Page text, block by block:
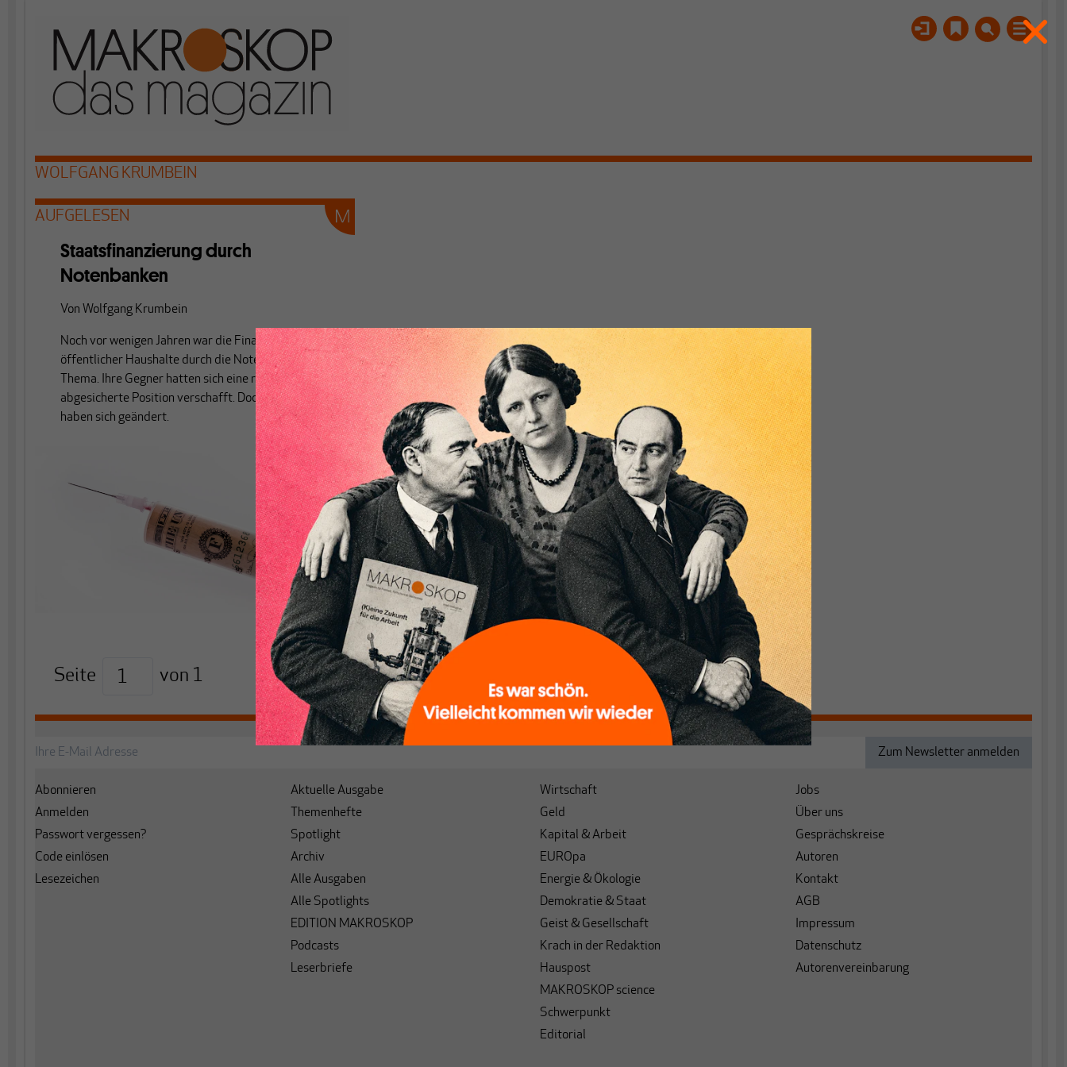
WOLFGANG KRUMBEIN
AUFGELESEN
Staatsfinanzierung durch
Notenbanken
Von Wolfgang Krumbein
Noch vor wenigen Jahren war die Finanzierung
öffentlicher Haushalte durch die Notenbanken kein
Thema. Ihre Gegner hatten sich eine rundum gut
abgesicherte Position verschafft. Doch die Zeiten
haben sich geändert.
Seite von 1
Abonnieren
Anmelden
Passwort vergessen?
Code einlösen
Lesezeichen
Aktuelle Ausgabe
Themenhefte
Spotlight
Archiv
Alle Ausgaben
Alle Spotlights
EDITION MAKROSKOP
Podcasts
Leserbriefe
Wirtschaft
Geld
Kapital & Arbeit
EUROpa
Energie & Ökologie
Demokratie & Staat
Geist & Gesellschaft
Krach in der Redaktion
Hauspost
MAKROSKOP science
Schwerpunkt
Editorial
Jobs
Über uns
Gesprächskreise
Autoren
Kontakt
AGB
Impressum
Datenschutz
Autorenvereinbarung